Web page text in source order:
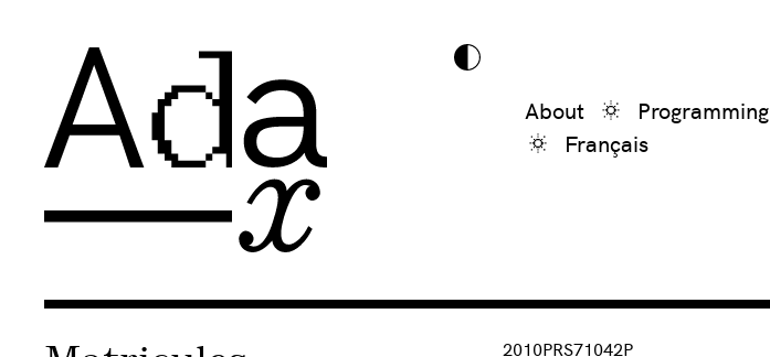
About Programming
Français
2010PRS71042P